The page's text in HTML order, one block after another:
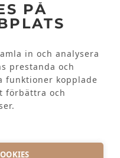
PÅ
in och analysera
prestanda och
funktioner kopplade
förbättra och